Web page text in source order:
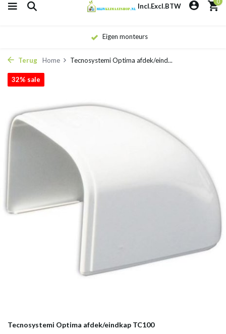
Incl.Excl.BTW
Eigen monteurs
Terug Home Tecnosystemi Optima afdek/eind...
Tecnosystemi Optima afdek/eindkap TC100
32% sale